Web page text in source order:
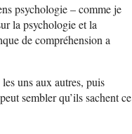
psychologie – comme je
la psychologie et la
de compréhension a
uns aux autres, puis
sembler qu’ils sachent ce